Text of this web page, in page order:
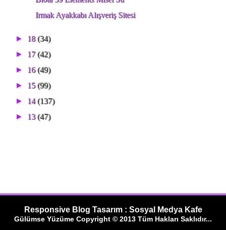
Irmak Ayakkabı Alışveriş Sitesi
► 18(34)
► 17(42)
► 16(49)
► 15(99)
► 14(137)
► 13(47)
Responsive Blog Tasarım : Sosyal Medya Kafe
Gülümse Yüzüme Copyright © 2013 Tüm Hakları Saklıdır...